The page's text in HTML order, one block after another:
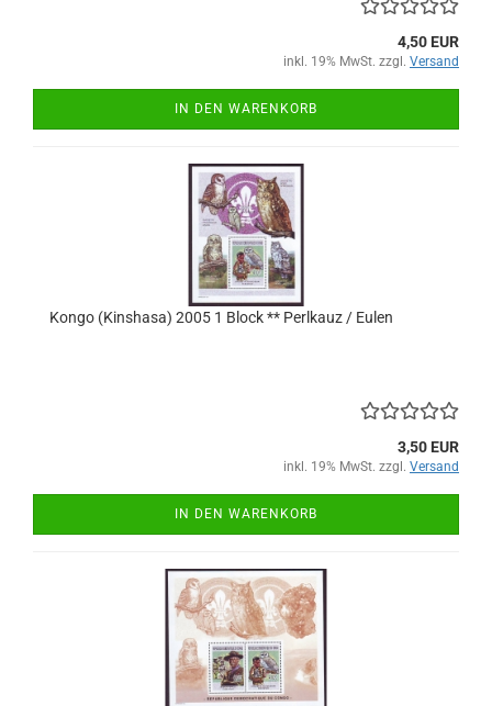
4,50 EUR
inkl. 19% MwSt. zzgl. Versand
IN DEN WARENKORB
Kongo (Kinshasa) 2005 1 Block ** Perlkauz / Eulen
3,50 EUR
inkl. 19% MwSt. zzgl. Versand
IN DEN WARENKORB